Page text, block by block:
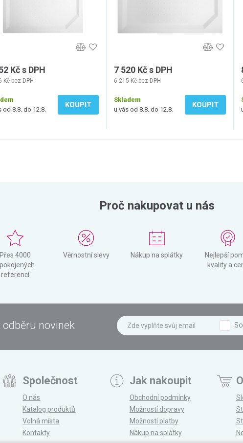
Kč s DPH
Kč bez DPH
od 8.8. do 12.8.
KOUPIT
7 520 Kč s DPH
6 215 Kč bez DPH
Skladem
u vás od 8.8. do 12.8.
KOUPIT
Proč nakupovat u nás
Přes 4000
referencí
Věrnostní slevy Nákup na splátky
Nejlepší
kvality a
odběru novinek
Společnost
O nás
Katalog produktů
Volná místa
Kontakty
Jak nakoupit
Obchodní podmínky
Možnosti dopravy
Možnosti platby
Nákup na splátky